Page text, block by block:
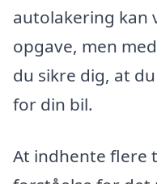
autolakering
opgave, men
du sikre dig, at
for din bil.
At indhente flere